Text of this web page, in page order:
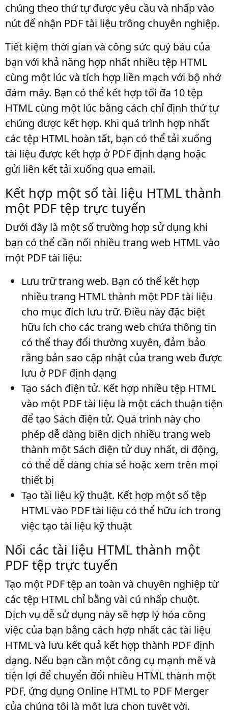
chúng theo thứ tự được yêu cầu và nhấp vào
nút để nhận PDF tài liệu trông chuyên nghiệp.
Tiết kiệm thời gian và công sức quý báu của
bạn với khả năng hợp nhất nhiều tệp HTML
cùng một lúc và tích hợp liền mạch với bộ nhớ
đám mây. Bạn có thể kết hợp tối đa 10 tệp
HTML cùng một lúc bằng cách chỉ định thứ tự
chúng được kết hợp. Khi quá trình hợp nhất
các tệp HTML hoàn tất, bạn có thể tải xuống
tài liệu được kết hợp ở PDF định dạng hoặc
gửi liên kết tải xuống qua email.
Kết hợp một số tài liệu HTML thành
một PDF tệp trực tuyến
Dưới đây là một số trường hợp sử dụng khi
bạn có thể cần nối nhiều trang web HTML vào
một PDF tài liệu:
Lưu trữ trang web. Bạn có thể kết hợp
nhiều trang HTML thành một PDF tài liệu
cho mục đích lưu trữ. Điều này đặc biệt
hữu ích cho các trang web chứa thông tin
có thể thay đổi thường xuyên, đảm bảo
rằng bản sao cập nhật của trang web được
lưu ở PDF định dạng
Tạo sách điện tử. Kết hợp nhiều tệp HTML
vào một PDF tài liệu là một cách thuận tiện
để tạo Sách điện tử. Quá trình này cho
phép dễ dàng biên dịch nhiều trang web
thành một Sách điện tử duy nhất, di động,
có thể dễ dàng chia sẻ hoặc xem trên mọi
thiết bị
Tạo tài liệu kỹ thuật. Kết hợp một số tệp
HTML vào PDF tài liệu có thể hữu ích trong
việc tạo tài liệu kỹ thuật
Nối các tài liệu HTML thành một
PDF tệp trực tuyến
Tạo một PDF tệp an toàn và chuyên nghiệp từ
các tệp HTML chỉ bằng vài cú nhấp chuột.
Dịch vụ dễ sử dụng này sẽ hợp lý hóa công
việc của bạn bằng cách hợp nhất các tài liệu
HTML và lưu kết quả kết hợp thành PDF định
dạng. Nếu bạn cần một công cụ mạnh mẽ và
tiện lợi để chuyển đổi nhiều HTML thành một
PDF, ứng dụng Online HTML to PDF Merger
của chúng tôi là một lựa chọn tuyệt vời.